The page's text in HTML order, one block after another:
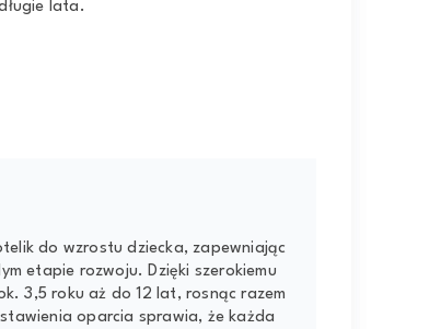
lata.
do wzrostu dziecka, zapewniając
etapie rozwoju. Dzięki szerokiemu
3,5 roku aż do 12 lat, rosnąc razem
oparcia sprawia, że każda